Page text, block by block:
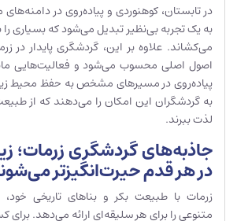
در تابستان، کوهنوردی و پیاده‌روی در
به یک تجربه بی‌نظیر تبدیل می‌شود که بسیاری را
می‌کشاند. علاوه بر این، گردشگری پایدار در
اصول اصلی محسوب می‌شود و فعالیت‌هایی
پیاده‌روی در مسیرهای مشخص به حفظ محیط
به گردشگران این امکان را می‌دهند که از
لذت ببرند.
جاذبه‌های گردشگری زرمات؛
در هر قدم حیرت‌انگیزتر
زرمات با طبیعت بکر و بناهای تاریخی
متنوعی را برای هر سلیقه‌ای ارائه می‌دهد. برای